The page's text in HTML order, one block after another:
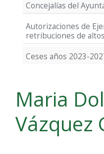
Concejalías del
Autorizaciones de
retribuciones de
Ceses años 2023-
Maria
Vázquez